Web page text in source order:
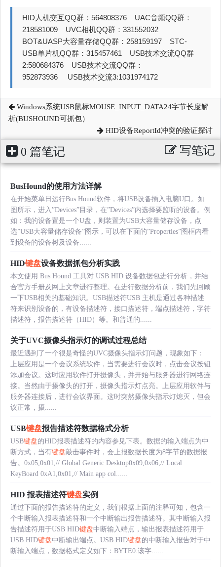
HID人机交互QQ群：564808376 UAC音频QQ群：
218581009 UVC相机QQ群：331552032
BOT&UASP大容量存储QQ群：258159197 STC-
USB单片机QQ群：315457461 USB技术交流QQ群
2:580684376 USB技术交流QQ群：
952873936 USB技术交流3:1031974172
Windows系统USB鼠标MOUSE_INPUT_DATA24字节长度解
析(BUSHOUND可抓包）
HID设备ReportId冲突的验证探讨
0 篇笔记 写笔记
BusHound的使用方法详解
在开始菜单日运行Bus Hound软件，将USB设备插入电脑U口。如
图所示，进入”Devices”目录，在”Devices”内选择要监听的设备。例
如：我的设备置是一个U盘，则装置为USB大容量储存设备，点
选”USB大容量储存设备”图示，可以在下面的”Properties”图框内看
到设备的设备树及设备......
HID键盘设备数据抓包分析实践
本文使用 Bus Hound 工具对 USB HID 设备数据包进行分析，并结
合官方手册及网上文章进行整理。在进行数据分析前，我们先回顾
一下USB相关的基础知识。USB描述符USB 主机是通过各种描述
符来识别设备的，有设备描述符，接口描述符，端点描述符，字符
描述符，报告描述符（HID）等。和普通的......
关于UVC摄像头指示灯的调试过程总结
最近遇到了一个很是奇怪的UVC摄像头指示灯问题，现象如下：
上层应用是一个会议系统软件，当需要进行会议时，点击会议按钮
添加会议。这时应用软件打开摄像头，并开始与服务器进行网络连
接。当然由于摄像头的打开，摄像头指示灯点亮。上层应用软件与
服务器连接后，进行会议界面。这时突然摄像头指示灯熄灭，但会
议正常，摄......
USB键盘报告描述符数据格式分析
USB键盘的HID报表描述符的内容参见下表。数据的输入端点为中
断方式，当有键盘敲击事件时，会上报数据长度为8字节的数据报
告。0x05,0x01,// Global Generic Desktop0x09,0x06,// Local
KeyBoard 0xA1,0x01,// Main app col......
HID 报表描述符键盘实例
通过下面的报告描述符的定义，我们根据上面的注释可知，包含一
个中断输入报表描述符和一个中断输出报告描述符。其中断输入报
告描述符用于USB HID键盘中断输入端点，输出报表描述符用于
USB HID键盘中断输出端点。USB HID键盘的中断输入报告对于中
断输入端点，数据格式定义如下：BYTE0:该字......